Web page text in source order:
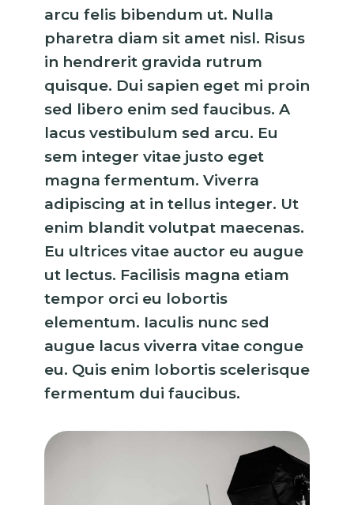
arcu felis bibendum ut. Nulla
pharetra diam sit amet nisl. Risus
in hendrerit gravida rutrum
quisque. Dui sapien eget mi proin
sed libero enim sed faucibus. A
lacus vestibulum sed arcu. Eu
sem integer vitae justo eget
magna fermentum. Viverra
adipiscing at in tellus integer. Ut
enim blandit volutpat maecenas.
Eu ultrices vitae auctor eu augue
ut lectus. Facilisis magna etiam
tempor orci eu lobortis
elementum. Iaculis nunc sed
augue lacus viverra vitae congue
eu. Quis enim lobortis scelerisque
fermentum dui faucibus.